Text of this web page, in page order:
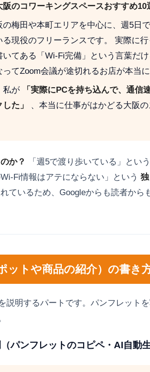
阪のコワーキングスペースおすすめ10
梅田や本町エリアを中心に、週5日
る現役のフリーランスです。 実際に
いてある「Wi-Fi完備」という言葉だ
てZoom会議が途切れるお店が本当に
私が
「実際にPCを持ち込んで、通信
た」
、本当に仕事がはかどる大阪
か？ 「週5で渡り歩いている」とい
Fi情報はアテにならない」という
ているため、Googleからも読者から
ットや商品の紹介）の書き
説明するパートです。パンフレット
パンフレットのコピペ・AI自動生